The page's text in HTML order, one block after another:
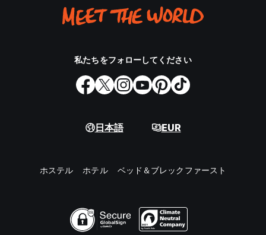
私たちをフォローしてください
日本語 EUR
ホステル ホテル ベッド＆ブレックファースト